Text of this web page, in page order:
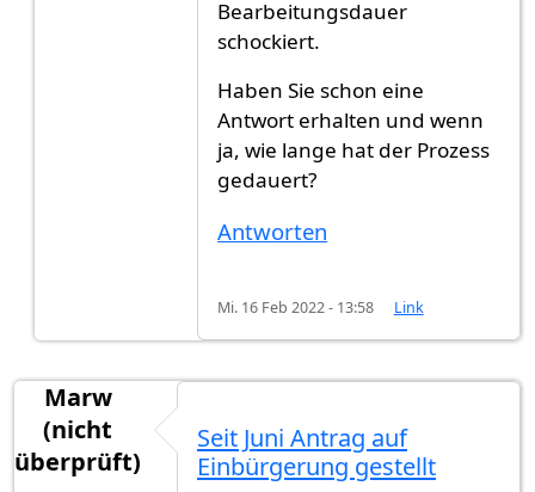
Bearbeitungsdauer
schockiert.
Haben Sie schon eine
Antwort erhalten und wenn
ja, wie lange hat der Prozess
gedauert?
Antworten
Mi. 16 Feb 2022 - 13:58 Link
Marw
(nicht
überprüft)
Seit Juni Antrag auf
Einbürgerung gestellt